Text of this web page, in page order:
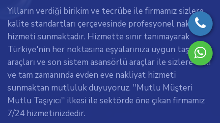
Yılların verdiği birikim ve tecrübe ile firmamız sizlere
kalite standartları çerçevesinde profesyonel nakliyat
hizmeti sunmaktadır. Hizmette sınır tanımayarak
Türkiye'nin her noktasına eşyalarınıza uygun taşıma
araçları ve son sistem asansörlü araçlar ile sizlere hızlı
ve tam zamanında evden eve nakliyat hizmeti
sunmaktan mutluluk duyuyoruz. ''Mutlu Müşteri
Mutlu Taşıyıcı'' ilkesi ile sektörde öne çıkan firmamız
7/24 hizmetinizdedir.